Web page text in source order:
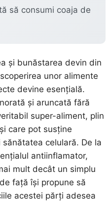
să consumi coaja de
și bunăstarea devin din
unor alimente
devine esențială.
și aruncată fără
super-aliment, plin
care pot susține
celulară. De la
antiinflamator,
mult decât un simplu
față își propune să
acestei părți adesea